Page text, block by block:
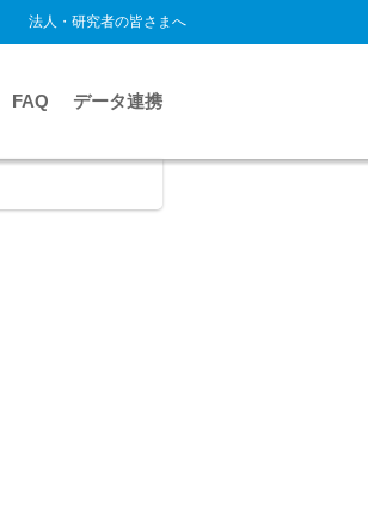
法人・研究者の皆さまへ
FAQ データ連携